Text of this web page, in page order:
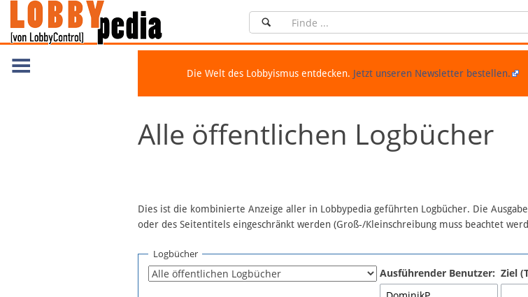
Die Welt des Lobbyismus entdecken. Jetzt unseren Newsletter bestellen.
Alle öffentlichen Logbücher
Dies ist die kombinierte Anzeige aller in Lobbypedia geführten Logbücher. Die
oder des Seitentitels eingeschränkt werden (Groß-/Kleinschreibung muss beachtet
Logbücher
Ausführender Benutzer: Ziel